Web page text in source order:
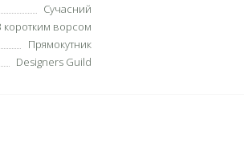
Сучасний
коротким ворсом
Прямокутник
Designers Guild